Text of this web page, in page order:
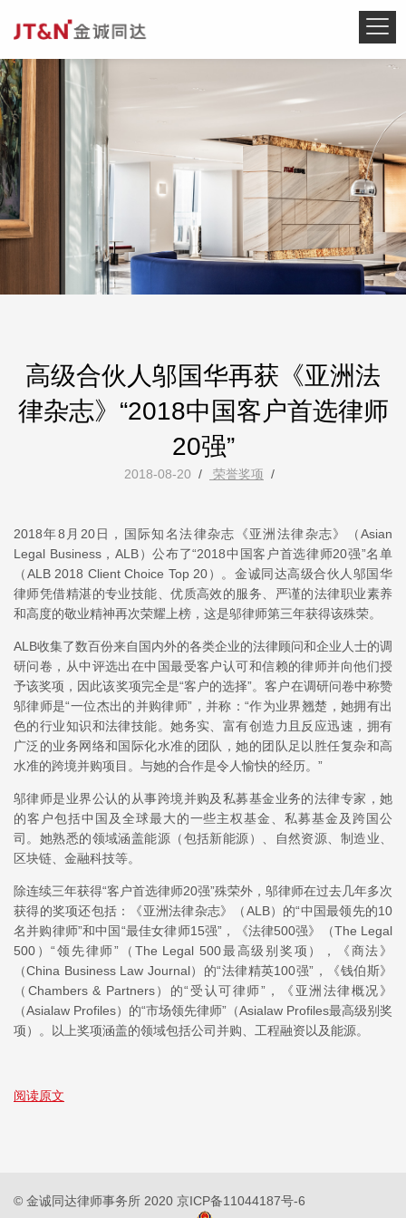
高级合伙人邬国华再获《亚洲法
律杂志》“2018中国客户首选律师
20强”
2018-08-20 / 荣誉奖项 /
2018年8月20日，国际知名法律杂志《亚洲法律杂志》（Asian
Legal Business，ALB）公布了“2018中国客户首选律师20强”名单
（ALB 2018 Client Choice Top 20）。金诚同达高级合伙人邬国华
律师凭借精湛的专业技能、优质高效的服务、严谨的法律职业素养
和高度的敬业精神再次荣耀上榜，这是邬律师第三年获得该殊荣。
ALB收集了数百份来自国内外的各类企业的法律顾问和企业人士的调
研问卷，从中评选出在中国最受客户认可和信赖的律师并向他们授
予该奖项，因此该奖项完全是“客户的选择”。客户在调研问卷中称赞
邬律师是“一位杰出的并购律师”，并称：“作为业界翘楚，她拥有出
色的行业知识和法律技能。她务实、富有创造力且反应迅速，拥有
广泛的业务网络和国际化水准的团队，她的团队足以胜任复杂和高
水准的跨境并购项目。与她的合作是令人愉快的经历。”
邬律师是业界公认的从事跨境并购及私募基金业务的法律专家，她
的客户包括中国及全球最大的一些主权基金、私募基金及跨国公
司。她熟悉的领域涵盖能源（包括新能源）、自然资源、制造业、
区块链、金融科技等。
除连续三年获得“客户首选律师20强”殊荣外，邬律师在过去几年多次
获得的奖项还包括：《亚洲法律杂志》（ALB）的“中国最领先的10
名并购律师”和中国“最佳女律师15强”，《法律500强》（The Legal
500）“领先律师”（The Legal 500最高级别奖项），《商法》
（China Business Law Journal）的“法律精英100强”，《钱伯斯》
（Chambers & Partners）的“受认可律师”，《亚洲法律概况》
（Asialaw Profiles）的“市场领先律师”（Asialaw Profiles最高级别奖
项）。以上奖项涵盖的领域包括公司并购、工程融资以及能源。
阅读原文
© 金诚同达律师事务所 2020 京ICP备11044187号-6